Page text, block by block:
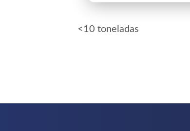
<10 toneladas